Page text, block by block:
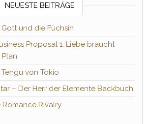
NEUESTE BEITRÄGE
und die Füchsin
Proposal 1: Liebe braucht
Plan
von Tokio
– Der Herr der Elemente Backbuch
Romance Rivalry